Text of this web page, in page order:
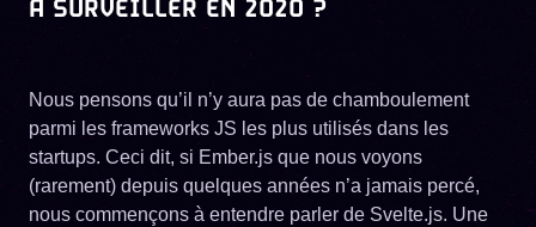
A SURVEILLER EN 2020 ?
Nous pensons qu’il n’y aura pas de chamboulement
parmi les frameworks JS les plus utilisés dans les
startups. Ceci dit, si Ember.js que nous voyons
(rarement) depuis quelques années n’a jamais percé,
nous commençons à entendre parler de Svelte.js. Une